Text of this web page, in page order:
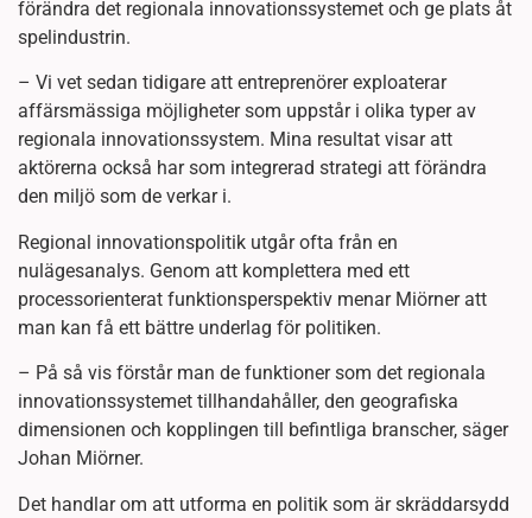
förändra det regionala innovationssystemet och ge plats åt
spelindustrin.
– Vi vet sedan tidigare att entreprenörer exploaterar
affärsmässiga möjligheter som uppstår i olika typer av
regionala innovationssystem. Mina resultat visar att
aktörerna också har som integrerad strategi att förändra
den miljö som de verkar i.
Regional innovationspolitik utgår ofta från en
nulägesanalys. Genom att komplettera med ett
processorienterat funktionsperspektiv menar Miörner att
man kan få ett bättre underlag för politiken.
– På så vis förstår man de funktioner som det regionala
innovationssystemet tillhandahåller, den geografiska
dimensionen och kopplingen till befintliga branscher, säger
Johan Miörner.
Det handlar om att utforma en politik som är skräddarsydd